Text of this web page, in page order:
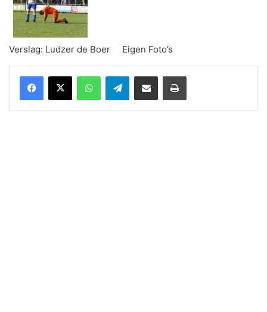
Verslag: Ludzer de Boer Eigen Foto’s
WhatsAppTelegramDelen via Email Print